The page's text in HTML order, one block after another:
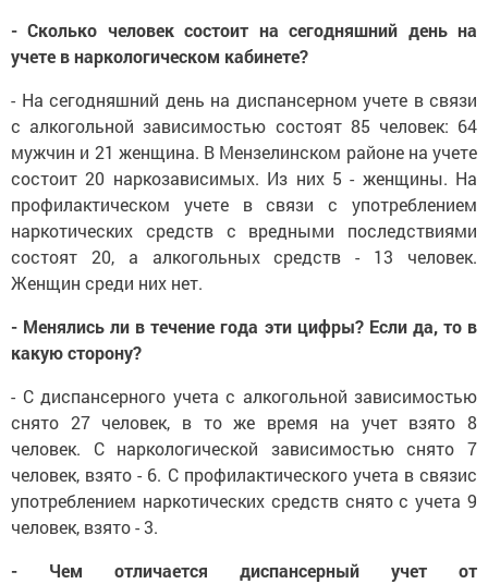
- Сколько человек состоит на сегодняшний день на
учете в наркологическом кабинете?
- На сегодняшний день на диспансерном учете в связи
с алкогольной зависимостью состоят 85 человек: 64
мужчин и 21 женщина. В Мензелинском районе на учете
состоит 20 наркозависимых. Из них 5 - женщины. На
профилактическом учете в связи с употреблением
наркотических средств с вредными последствиями
состоят 20, а алкогольных средств - 13 человек.
Женщин среди них нет.
- Менялись ли в течение года эти цифры? Если да, то в
какую сторону?
- С диспансерного учета с алкогольной зависимостью
снято 27 человек, в то же время на учет взято 8
человек. С наркологической зависимостью снято 7
человек, взято - 6. С профилактического учета в связис
употреблением наркотических средств снято с учета 9
человек, взято - 3.
- Чем отличается диспансерный учет от